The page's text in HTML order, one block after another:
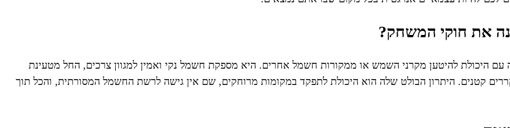
את חוקי המשחק?
היכולת להיטען מקרני השמש או ממקורות חשמל אחרים. היא מספקת חשמל נקי ואמין למגוון צרכים, החל מטעינת
קטנים. היתרון הבולט שלה הוא היכולת לתפקד במקומות מרוחקים, שם אין גישה לרשת החשמל המסורתית, והכל תוך